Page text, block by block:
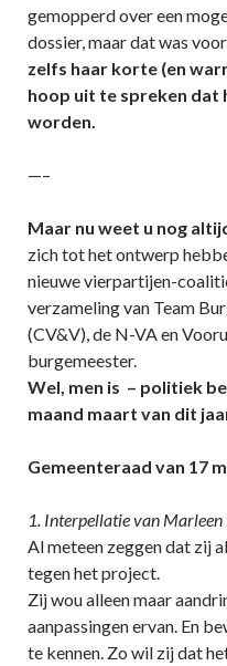
gemopperd over een
dossier, maar dat was
zelfs haar korte (en
hoop uit te spreken dat
worden.
—–
Maar nu weet u nog
zich tot het ontwerp
nieuwe vierpartijen-
verzameling van Team
(CV&V), de N-VA en
burgemeester.
Wel, men is – politiek
maand maart van dit
Gemeenteraad van 17
1. Interpellatie van
Al meteen zeggen dat zij
tegen het project.
Zij wou alleen maar
aanpassingen ervan. En
te kennen. Zo wil zij dat